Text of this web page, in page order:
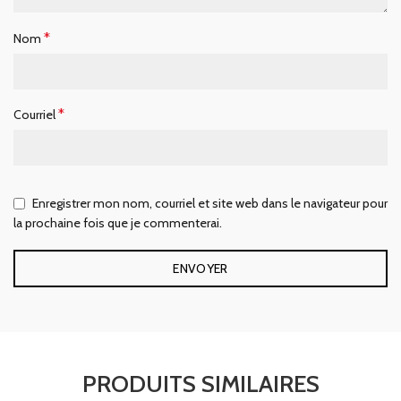
Nom *
Courriel*
Enregistrer mon nom, courriel et site web dans le navigateur pour
la prochaine fois que je commenterai.
PRODUITS SIMILAIRES